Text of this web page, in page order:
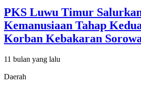
PKS Luwu Timur
Kemanusiaan Tahap
Korban Kebakaran
11 bulan yang lalu
Daerah